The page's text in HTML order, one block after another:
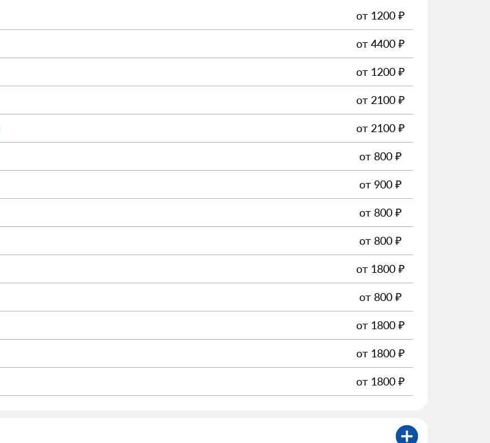
от 1200 ₽
от 4400 ₽
от 1200 ₽
от 2100 ₽
от 2100 ₽
от 800 ₽
от 900 ₽
от 800 ₽
от 800 ₽
от 1800 ₽
от 800 ₽
от 1800 ₽
от 1800 ₽
от 1800 ₽